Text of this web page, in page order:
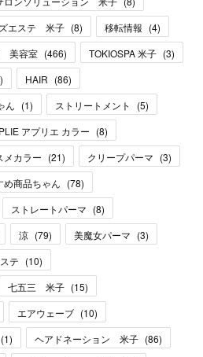
エステ 米子 (8) 移転情報 (4)
美容室 (466) TOKIOSPA 米子 (3)
) HAIR (86)
ん (1) ストリートメント (5)
アプリエ カラー (8)
メカラー (21) クリープパーマ (3)
め商品ちゃん (78)
ストレートパーマ (8)
涼 (79) 美魔女パーマ (3)
テ (10)
七五三 米子 (15)
エアウェーブ (10)
(1) ヘアドネーション 米子 (86)